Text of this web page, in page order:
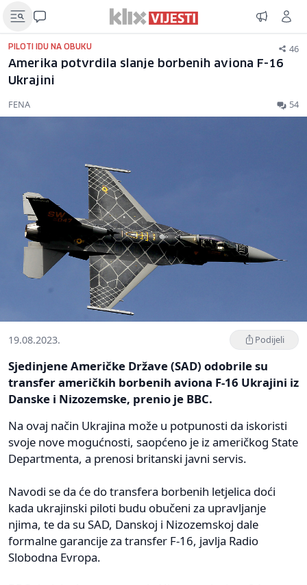
PILOTI IDU NA OBUKU 46
Amerika potvrdila slanje borbenih aviona F-16
Ukrajini
FENA 54
19.08.2023. Podijeli
Sjedinjene Američke Države (SAD) odobrile su
transfer američkih borbenih aviona F-16 Ukrajini iz
Danske i Nizozemske, prenio je BBC.
Na ovaj način Ukrajina može u potpunosti da iskoristi
svoje nove mogućnosti, saopćeno je iz američkog State
Departmenta, a prenosi britanski javni servis.
Navodi se da će do transfera borbenih letjelica doći
kada ukrajinski piloti budu obučeni za upravljanje
njima, te da su SAD, Danskoj i Nizozemskoj dale
formalne garancije za transfer F-16, javlja Radio
Slobodna Evropa.